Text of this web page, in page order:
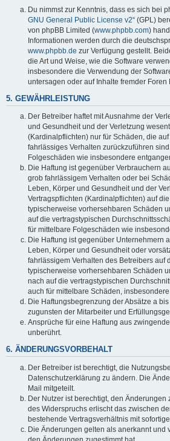
Du nimmst zur Kenntnis, dass es sich bei
GNU General Public License v2“ (GPL)
von phpBB Limited (www.phpbb.com)
Informationen werden durch die
www.phpbb.de zur Verfügung gestellt.
die Art und Weise, wie die Software
insbesondere die Verwendung der
untersagen oder auf Inhalte fremder Foren
5. GEWÄHRLEISTUNG
Der Betreiber haftet mit Ausnahme der
und Gesundheit und der Verletzung
(Kardinalpflichten) nur für Schäden, die
fahrlässiges Verhalten zurückzuführen
Folgeschäden wie insbesondere
Die Haftung ist gegenüber Verbrauchern
grob fahrlässigem Verhalten oder bei
Leben, Körper und Gesundheit und der
Vertragspflichten (Kardinalpflichten) auf
typischerweise vorhersehbaren Schäden
auf die vertragstypischen
für mittelbare Folgeschäden wie
Die Haftung ist gegenüber Unternehmern
Leben, Körper und Gesundheit oder
fahrlässigem Verhalten des Betreibers auf
typischerweise vorhersehbaren Schäden
nach auf die vertragstypischen
auch für mittelbare Schäden,
Die Haftungsbegrenzung der Absätze a
zugunsten der Mitarbeiter und
Ansprüche für eine Haftung aus
unberührt.
6. ÄNDERUNGSVORBEHALT
Der Betreiber ist berechtigt, die
Datenschutzerklärung zu ändern. Die
Mail mitgeteilt.
Der Nutzer ist berechtigt, den Änderungen
des Widerspruchs erlischt das zwischen
bestehende Vertragsverhältnis mit
Die Änderungen gelten als anerkannt und